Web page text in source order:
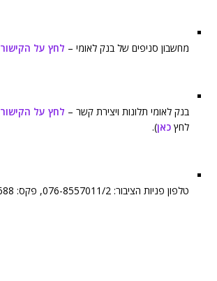
מחשבון סניפים של בנק לאומי – לחץ על הקישור
בנק לאומי תלונות ויצירת קשר – לחץ על הקישור
לחץ כאן).
טלפון פניות הציבור: 076-8557011/2, פקס: 076-8858688